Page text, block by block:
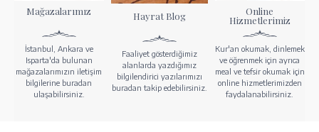
Mağazalarımız
İstanbul, Ankara ve
Isparta'da bulunan
mağazalarımızın iletişim
bilgilerine buradan
ulaşabilirsiniz.
Hayrat Blog
Faaliyet gösterdiğimiz
alanlarda yazdığımız
bilgilendirici yazılarımızı
buradan takip edebilirsiniz.
Online
Hizmetlerimiz
Kur'an okumak, dinlemek
ve öğrenmek için ayrıca
meal ve tefsir okumak için
online hizmetlerimizden
faydalanabilirsiniz.